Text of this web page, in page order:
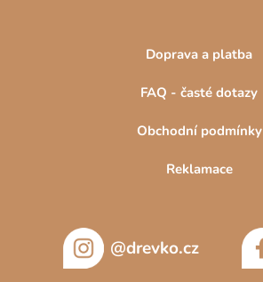
Doprava a platba
FAQ - časté dotazy
Obchodní podmínky
Reklamace
@drevko.cz